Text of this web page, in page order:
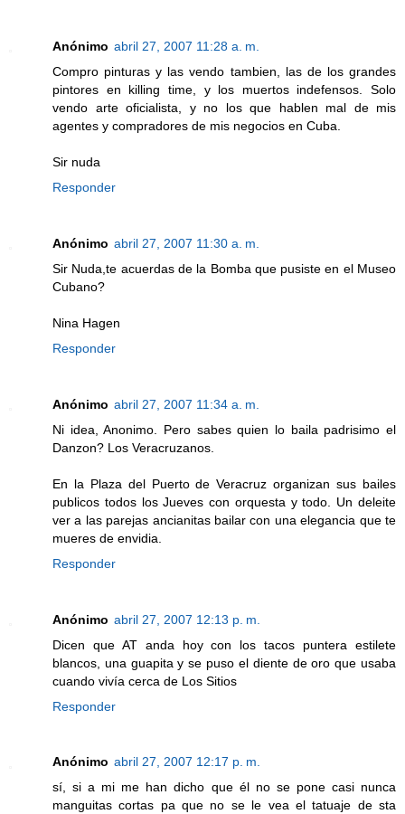
Anónimo abril 27, 2007 11:28 a. m.
Compro pinturas y las vendo tambien, las de los grandes
pintores en killing time, y los muertos indefensos. Solo
vendo arte oficialista, y no los que hablen mal de mis
agentes y compradores de mis negocios en Cuba.
Sir nuda
Responder
Anónimo abril 27, 2007 11:30 a. m.
Sir Nuda,te acuerdas de la Bomba que pusiste en el Museo
Cubano?
Nina Hagen
Responder
Anónimo abril 27, 2007 11:34 a. m.
Ni idea, Anonimo. Pero sabes quien lo baila padrisimo el
Danzon? Los Veracruzanos.
En la Plaza del Puerto de Veracruz organizan sus bailes
publicos todos los Jueves con orquesta y todo. Un deleite
ver a las parejas ancianitas bailar con una elegancia que te
mueres de envidia.
Responder
Anónimo abril 27, 2007 12:13 p. m.
Dicen que AT anda hoy con los tacos puntera estilete
blancos, una guapita y se puso el diente de oro que usaba
cuando vivía cerca de Los Sitios
Responder
Anónimo abril 27, 2007 12:17 p. m.
sí, si a mi me han dicho que él no se pone casi nunca
manguitas cortas pa que no se le vea el tatuaje de sta